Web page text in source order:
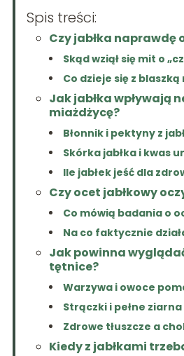
Spis treści:
Czy jabłka naprawdę
Skąd wziął się mit o
Co dzieje się z
Jak jabłka wpływają
miażdżycę?
Błonnik i pektyny z
Skórka jabłka i kwas
Ile jabłek jeść dla
Czy ocet jabłkowy
Co mówią badania o
Na co faktycznie
Jak powinna
tętnice?
Warzywa i owoce
Strączki i pełne ziarna
Zdrowe tłuszcze a
Kiedy z jabłkami